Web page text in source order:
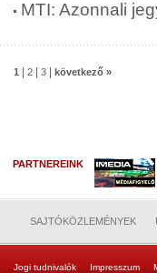
MTI: Azonnali
1 2 3 következő »
PARTNEREINK
SAJTÓKÖZLEMÉNYEK
Jogi tudnivalók Impresszum